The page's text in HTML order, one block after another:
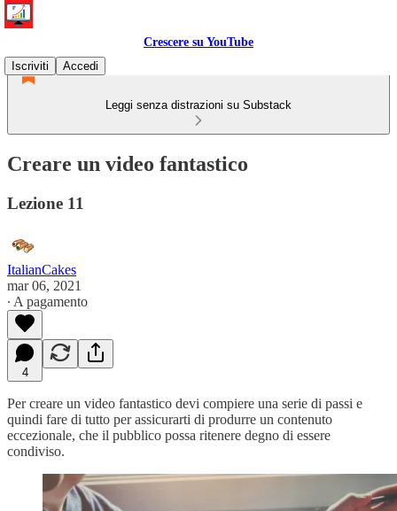
Crescere su YouTube
Iscriviti
Accedi
Leggi senza distrazioni su Substack
Creare un video fantastico
Lezione 11
ItalianCakes
mar 06, 2021
∙ A pagamento
4
Per creare un video fantastico devi compiere una serie di passi e
quindi fare di tutto per assicurarti di produrre un contenuto
eccezionale, che il pubblico possa ritenere degno di essere
condiviso.